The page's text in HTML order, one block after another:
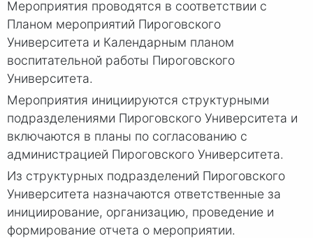
Мероприятия проводятся в соответствии с
Планом мероприятий Пироговского
Университета и Календарным планом
воспитательной работы Пироговского
Университета.
Мероприятия инициируются структурными
подразделениями Пироговского Университета и
включаются в планы по согласованию с
администрацией Пироговского Университета.
Из структурных подразделений Пироговского
Университета назначаются ответственные за
инициирование, организацию, проведение и
формирование отчета о мероприятии.